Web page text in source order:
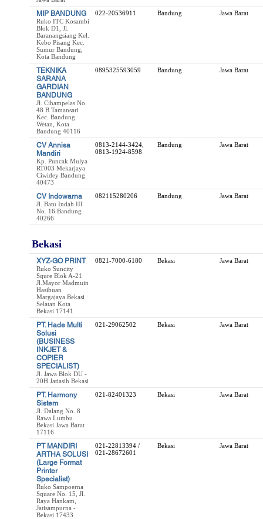
MIP BANDUNG
Ruko ITC Kosambi
Blok D1, Jl.
Baranangsiang Kel.
Kebo Pisang Kec.
Sumur Bandung,
Kota Bandung
022-20536911 Bandung Jawa Barat
TEKNIKA
SARANA
GARDIAN
BANDUNG
Jl. Cihampelas No.
48 B Tamansari
Kec. Bandung
Wetan, Kota
Bandung 40116
0895325593059 Bandung Jawa Barat
CV Annisa
Mandiri
Kp. Puncak Mulya
RT003 Mekarjaya
Ciwidey Bandung
40473
0813-2144-3424,
0813-1924-8598
Bandung Jawa Barat
CV Indowarna
Jl. Batu Indah III
No. 16 Bandung
40266
082115280206 Bandung Jawa Barat
Bekasi
XYZ-GO PRINT
Ruko Suncity
Squre Blok A-21
Jl.Mayor Madmuin
Hasibuan
Margajaya Bekasi
Selatan Kota
Bekasi 17141
0821-7000-6180 Bekasi Jawa Barat
PT. Hade Multi
Solusi
(BUSINESS
INKJET &
COPIER
SPECIALIST)
Jl. Jawa Blok DU -
20H Jatiasih Bekasi
021-29062502 Bekasi Jawa Barat
PT. Harmony
Sistem
Jl. Dalang No. 8
Rawa Lumbu
Bekasi Jawa Barat
17116
021-82401323 Bekasi Jawa Barat
PT MANDIRI
ARTHA SOLUSI
(Large Format
Printer
Specialist)
Ruko Sampoerna
Square No. 15, Jl.
Raya Hankam,
Jatisampurna -
Bekasi 17433
021-22813394 /
021-28672601
Bekasi Jawa Barat